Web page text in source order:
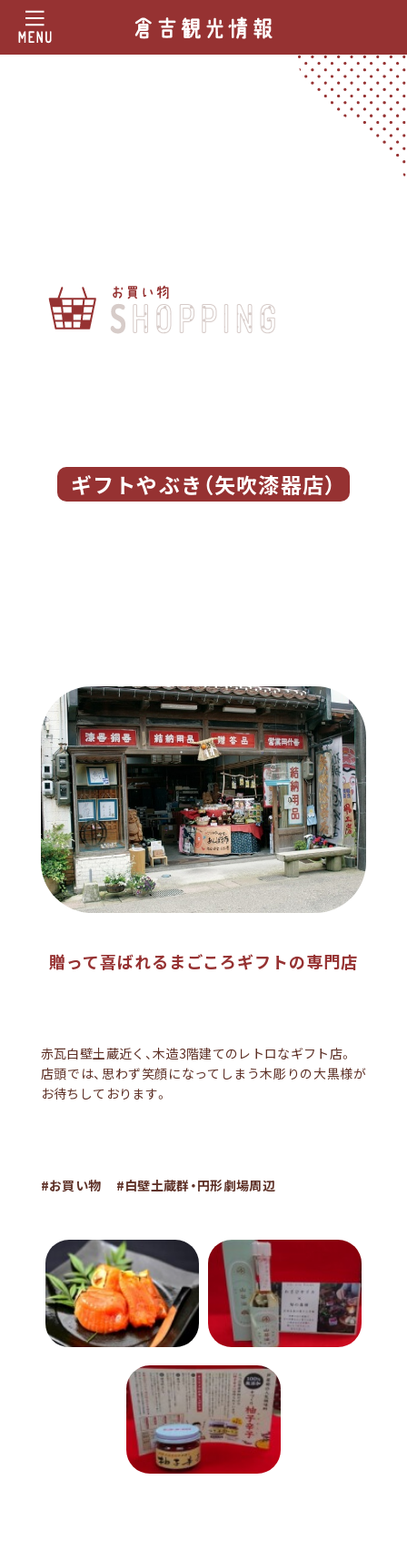
ギフトやぶき（矢吹漆器店）
贈って喜ばれるまごころギフトの専門店
赤瓦白壁土蔵近く、木造3階建てのレトロなギフト店。
店頭では、思わず笑顔になってしまう木彫りの大黒様が
お待ちしております。
#お買い物 #白壁土蔵群・円形劇場周辺